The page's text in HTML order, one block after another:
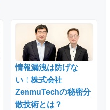
情報漏洩は防げな
い！株式会社
ZenmuTechの秘密分
散技術とは？